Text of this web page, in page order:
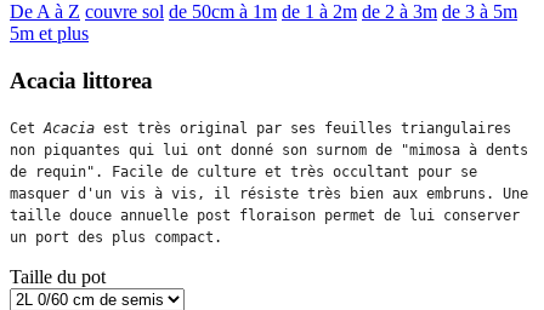
De A à Z couvre sol de 50cm à 1m de 1 à 2m de 2 à 3m de 3 à 5m
5m et plus
Acacia littorea
Cet Acacia est très original par ses feuilles triangulaires
non piquantes qui lui ont donné son surnom de "mimosa à dents
de requin". Facile de culture et très occultant pour se
masquer d'un vis à vis, il résiste très bien aux embruns. Une
taille douce annuelle post floraison permet de lui conserver
un port des plus compact.
Taille du pot